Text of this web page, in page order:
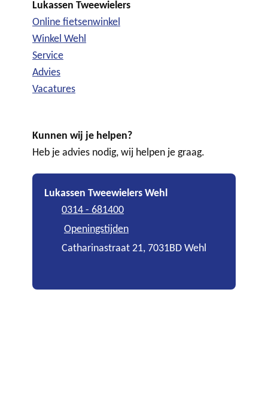
Lukassen Tweewielers
Online fietsenwinkel
Winkel Wehl
Service
Advies
Vacatures
Kunnen wij je helpen?
Heb je advies nodig, wij helpen je graag.
Lukassen Tweewielers Wehl
0314 - 681400
Openingstijden
Catharinastraat 21, 7031BD Wehl